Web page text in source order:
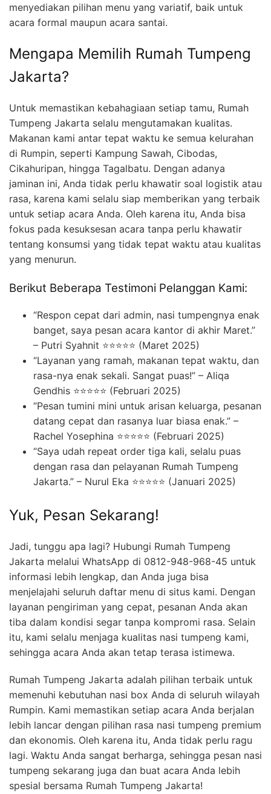
menyediakan pilihan menu yang variatif, baik untuk
acara formal maupun acara santai.
Mengapa Memilih Rumah Tumpeng
Jakarta?
Untuk memastikan kebahagiaan setiap tamu, Rumah
Tumpeng Jakarta selalu mengutamakan kualitas.
Makanan kami antar tepat waktu ke semua kelurahan
di Rumpin, seperti Kampung Sawah, Cibodas,
Cikahuripan, hingga Tagalbatu. Dengan adanya
jaminan ini, Anda tidak perlu khawatir soal logistik atau
rasa, karena kami selalu siap memberikan yang terbaik
untuk setiap acara Anda. Oleh karena itu, Anda bisa
fokus pada kesuksesan acara tanpa perlu khawatir
tentang konsumsi yang tidak tepat waktu atau kualitas
yang menurun.
Berikut Beberapa Testimoni Pelanggan Kami:
“Respon cepat dari admin, nasi tumpengnya enak
banget, saya pesan acara kantor di akhir Maret.”
– Putri Syahnit ⭐⭐⭐⭐⭐ (Maret 2025)
“Layanan yang ramah, makanan tepat waktu, dan
rasa-nya enak sekali. Sangat puas!” – Aliqa
Gendhis ⭐⭐⭐⭐⭐ (Februari 2025)
“Pesan tumini mini untuk arisan keluarga, pesanan
datang cepat dan rasanya luar biasa enak.” –
Rachel Yosephina ⭐⭐⭐⭐⭐ (Februari 2025)
“Saya udah repeat order tiga kali, selalu puas
dengan rasa dan pelayanan Rumah Tumpeng
Jakarta.” – Nurul Eka ⭐⭐⭐⭐⭐ (Januari 2025)
Yuk, Pesan Sekarang!
Jadi, tunggu apa lagi? Hubungi Rumah Tumpeng
Jakarta melalui WhatsApp di 0812-948-968-45 untuk
informasi lebih lengkap, dan Anda juga bisa
menjelajahi seluruh daftar menu di situs kami. Dengan
layanan pengiriman yang cepat, pesanan Anda akan
tiba dalam kondisi segar tanpa kompromi rasa. Selain
itu, kami selalu menjaga kualitas nasi tumpeng kami,
sehingga acara Anda akan tetap terasa istimewa.
Rumah Tumpeng Jakarta adalah pilihan terbaik untuk
memenuhi kebutuhan nasi box Anda di seluruh wilayah
Rumpin. Kami memastikan setiap acara Anda berjalan
lebih lancar dengan pilihan rasa nasi tumpeng premium
dan ekonomis. Oleh karena itu, Anda tidak perlu ragu
lagi. Waktu Anda sangat berharga, sehingga pesan nasi
tumpeng sekarang juga dan buat acara Anda lebih
spesial bersama Rumah Tumpeng Jakarta!